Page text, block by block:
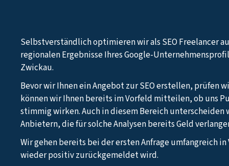
Selbstverständlich optimieren wir als SEO Freelancer
regionalen Ergebnisse Ihres Google-
Zwickau.
Bevor wir Ihnen ein Angebot zur SEO erstellen, prüfen
können wir Ihnen bereits im Vorfeld mitteilen, ob uns
stimmig wirken. Auch in diesem Bereich unterscheiden
Anbietern, die für solche Analysen bereits Geld
Wir gehen bereits bei der ersten Anfrage umfangreich
wieder positiv zurückgemeldet wird.